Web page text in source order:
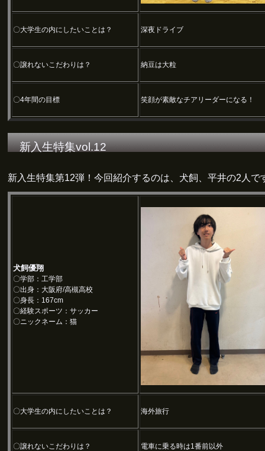
〇大学生の内にしたいことは？ 深夜ドライブ
〇譲れないこだわりは？ 納豆は大粒
〇4年間の目標 笑顔が素敵なチアリーダーになる！
新入生特集vol.12
新入生特集第12弾！今回紹介するのは、犬飼、平井の2人で
犬飼優翔
〇学部：工学部
〇出身：大阪府/高槻高校
〇身長：167cm
〇経験スポーツ：サッカー
〇ニックネーム：猫
〇大学生の内にしたいことは？ 海外旅行
〇譲れないこだわりは？ 電車に乗る時は1番前以外